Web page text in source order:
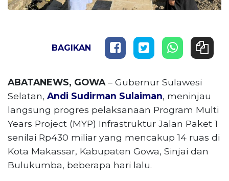
BAGIKAN
ABATANEWS, GOWA – Gubernur Sulawesi
Selatan, Andi Sudirman Sulaiman, meninjau
langsung progres pelaksanaan Program Multi
Years Project (MYP) Infrastruktur Jalan Paket 1
senilai Rp430 miliar yang mencakup 14 ruas di
Kota Makassar, Kabupaten Gowa, Sinjai dan
Bulukumba, beberapa hari lalu.